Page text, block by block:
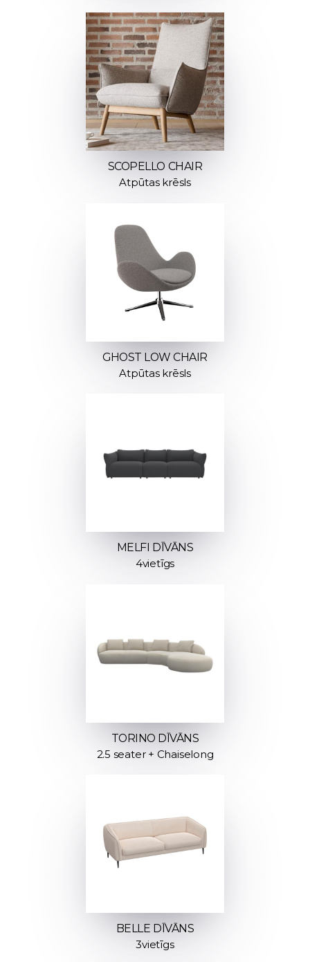
SCOPELLO CHAIR
Atpūtas krēsls
GHOST LOW CHAIR
Atpūtas krēsls
MELFI DĪVĀNS
4vietīgs
TORINO DĪVĀNS
2.5 seater + Chaiselong
BELLE DĪVĀNS
3vietīgs